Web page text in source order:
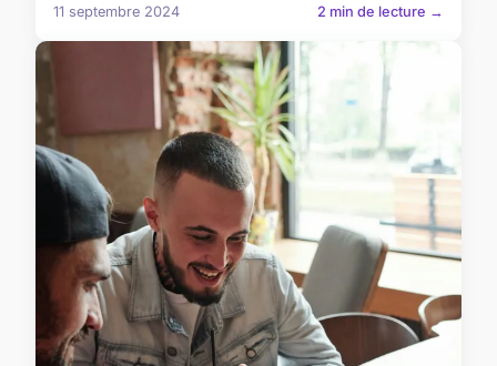
11 septembre 2024 2 min de lecture →